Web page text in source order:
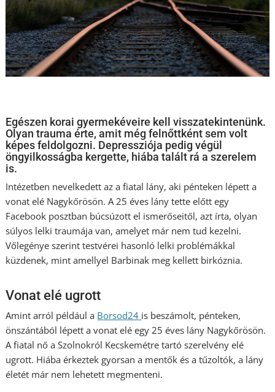
Egészen korai gyermekéveire kell visszatekintenünk.
Olyan trauma érte, amit még felnőttként sem volt
képes feldolgozni. Depressziója pedig végül
öngyilkosságba kergette, hiába talált rá a szerelem
is.
Intézetben nevelkedett az a fiatal lány, aki pénteken lépett a
vonat elé Nagykőrösön. A 25 éves lány tette előtt egy
Facebook posztban búcsúzott el ismerőseitől, azt írta, olyan
súlyos lelki traumája van, amelyet már nem tud kezelni.
Vőlegénye szerint testvérei hasonló lelki problémákkal
küzdenek, mint amellyel Barbinak meg kellett birkóznia.
Vonat elé ugrott
Amint arról például a Borsod24 is beszámolt, pénteken,
önszántából lépett a vonat elé egy 25 éves lány Nagykőrösön.
A fiatal nő a Szolnokról Kecskemétre tartó szerelvény elé
ugrott. Hiába érkeztek gyorsan a mentők és a tűzoltók, a lány
életét már nem lehetett megmenteni.